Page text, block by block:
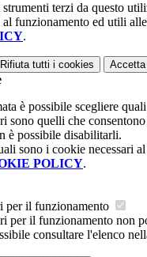
terzi da questo
al funzionamento ed utili
.
Rifiuta tutti i cookies
è possibile scegliere
sono quelli che
è possibile disabilitarli.
sono i cookie necessari
POLICY.
per il funzionamento
per il funzionamento non
consultare l'elenco